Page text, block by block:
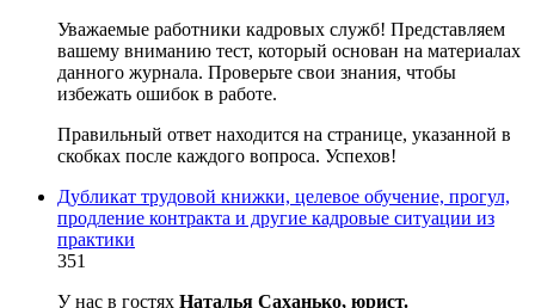
Уважаемые работники кадровых служб! Представляем
вашему вниманию тест, который основан на материалах
данного журнала. Проверьте свои знания, чтобы
избежать ошибок в работе.
Правильный ответ находится на странице, указанной в
скобках после каждого вопроса. Успехов!
Дубликат трудовой книжки, целевое обучение, прогул,
продление контракта и другие кадровые ситуации из
практики
351
У нас в гостях Наталья Саханько, юрист.